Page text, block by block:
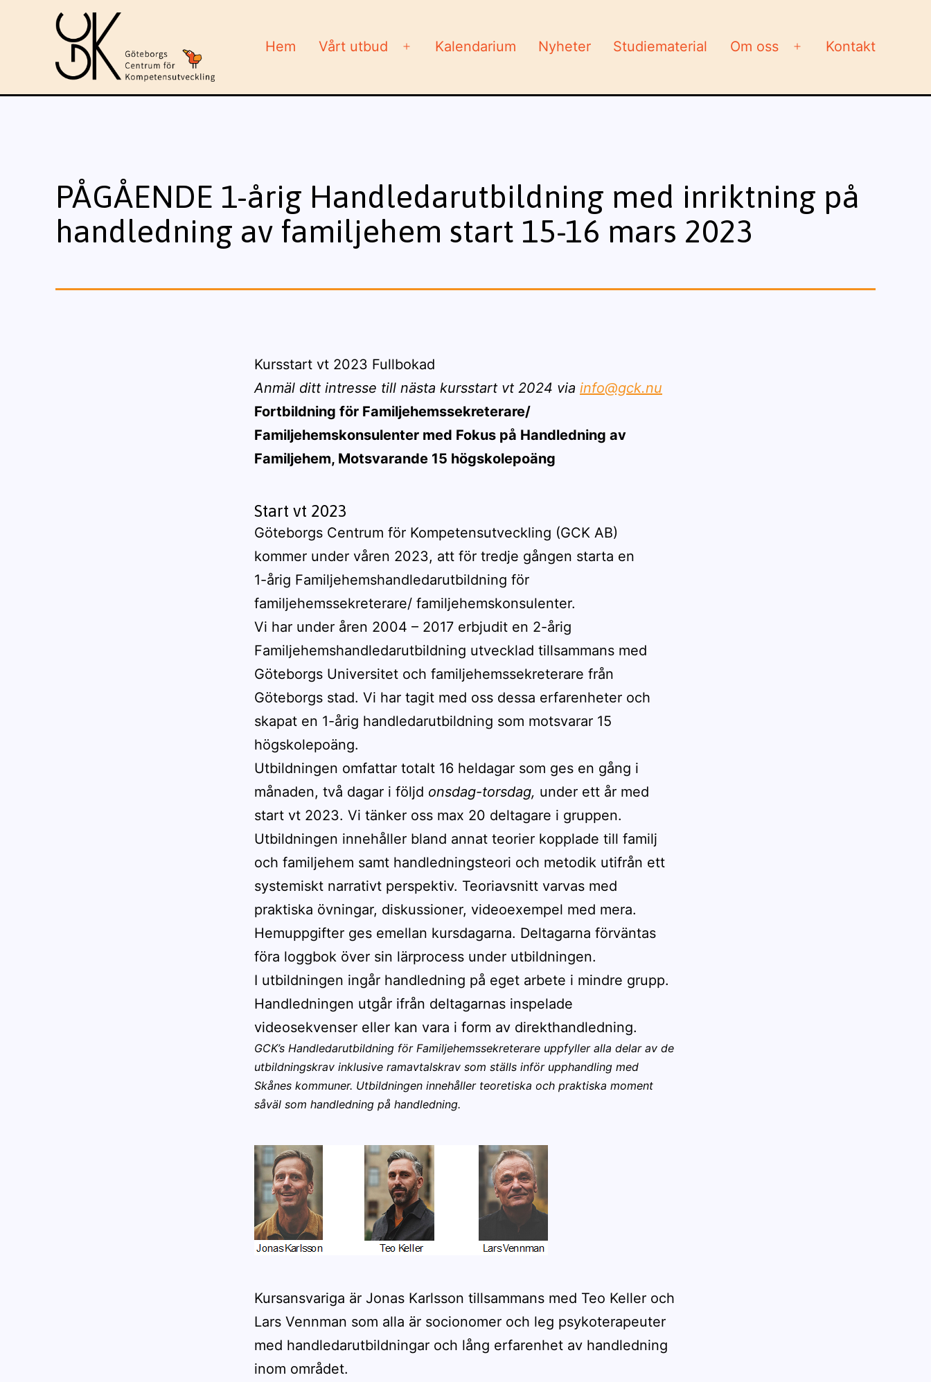
GCK
Hem Vårt utbud
Öppna
Kalendarium Nyheter Studiematerial Om oss
Öppna
Kontakt
PÅGÅENDE 1-årig Handledarutbildning med inriktning på
handledning av familjehem start 15-16 mars 2023
Kursstart vt 2023 Fullbokad
Anmäl ditt intresse till nästa kursstart vt 2024 via info@gck.nu
Fortbildning för Familjehemssekreterare/
Familjehemskonsulenter med Fokus på Handledning av
Familjehem, Motsvarande 15 högskolepoäng
Start vt 2023
Göteborgs Centrum för Kompetensutveckling (GCK AB)
kommer under våren 2023, att för tredje gången starta en
1-årig Familjehemshandledarutbildning för
familjehemssekreterare/ familjehemskonsulenter.
Vi har under åren 2004 – 2017 erbjudit en 2-årig
Familjehemshandledarutbildning utvecklad tillsammans med
Göteborgs Universitet och familjehemssekreterare från
Göteborgs stad. Vi har tagit med oss dessa erfarenheter och
skapat en 1-årig handledarutbildning som motsvarar 15
högskolepoäng.
Utbildningen omfattar totalt 16 heldagar som ges en gång i
månaden, två dagar i följd onsdag-torsdag, under ett år med
start vt 2023. Vi tänker oss max 20 deltagare i gruppen.
Utbildningen innehåller bland annat teorier kopplade till familj
och familjehem samt handledningsteori och metodik utifrån ett
systemiskt narrativt perspektiv. Teoriavsnitt varvas med
praktiska övningar, diskussioner, videoexempel med mera.
Hemuppgifter ges emellan kursdagarna. Deltagarna förväntas
föra loggbok över sin lärprocess under utbildningen.
I utbildningen ingår handledning på eget arbete i mindre grupp.
Handledningen utgår ifrån deltagarnas inspelade
videosekvenser eller kan vara i form av direkthandledning.
GCK’s Handledarutbildning för Familjehemssekreterare uppfyller alla delar av de
utbildningskrav inklusive ramavtalskrav som ställs inför upphandling med
Skånes kommuner. Utbildningen innehåller teoretiska och praktiska moment
såväl som handledning på handledning.
Kursansvariga är Jonas Karlsson tillsammans med Teo Keller och
Lars Vennman som alla är socionomer och leg psykoterapeuter
med handledarutbildningar och lång erfarenhet av handledning
inom området.